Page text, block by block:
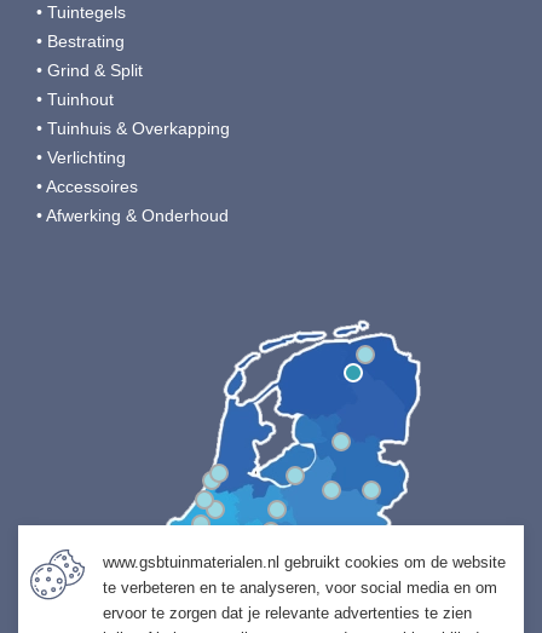
• Tuintegels
• Bestrating
• Grind & Split
• Tuinhout
• Tuinhuis & Overkapping
• Verlichting
• Accessoires
• Afwerking & Onderhoud
www.gsbtuinmaterialen.nl gebruikt cookies om de website
te verbeteren en te analyseren, voor social media en om
ervoor te zorgen dat je relevante advertenties te zien